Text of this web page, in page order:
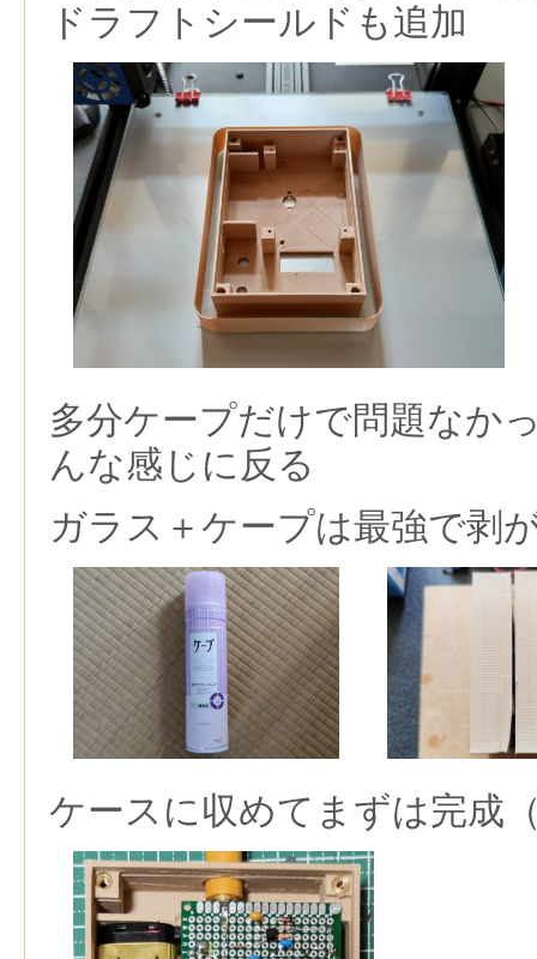
ドラフトシールドも追加
多分ケープだけで問題なか
んな感じに反る
ガラス＋ケープは最強で剥
ケースに収めてまずは完成